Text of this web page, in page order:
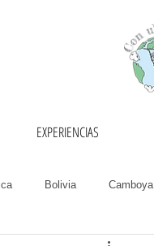
EXPERIENCIAS
Bolivia Camboya